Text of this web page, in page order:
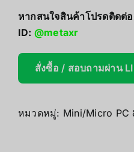
หากสนใจสินค้าโปรดติดต่
ID: @metaxr
สั่งซื้อ / สอบถามผ่าน
หมวดหมู่: Mini/Micro PC